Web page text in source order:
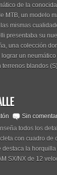
de la
MTB, un modelo
mismas
presentaba su
una colección
un
terrenos blandos
Sin
todos los
con cuadro de
destaca la
SX/NX de 12